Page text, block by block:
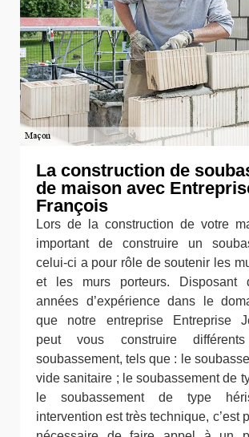
La construction de
de maison avec
François
Lors de la construction de votre
important de construire un
celui-ci a pour rôle de soutenir les
et les murs porteurs. Disposant
années d’expérience dans le
que notre entreprise Entreprise
peut vous construire
soubassement, tels que : le
vide sanitaire ; le soubassement de
le soubassement de type
intervention est très technique, c’est